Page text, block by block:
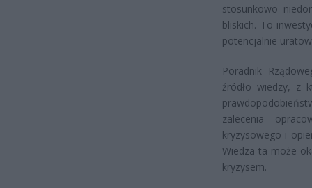
stosunkowo
bliskich. To
potencjalnie
Poradnik
źródło wiedzy, z
zalecenia
kryzysowego i
Wiedza ta może
kryzysem.